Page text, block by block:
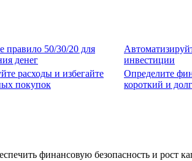
правило 50/30/20 для
денег
инвестиции
расходы и избегайте
покупок
Определите
короткий и
финансовую безопасность и рост